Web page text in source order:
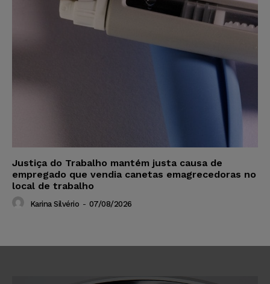
Justiça do Trabalho mantém justa causa de
empregado que vendia canetas emagrecedoras no
local de trabalho
Karina Silvério - 07/08/2026